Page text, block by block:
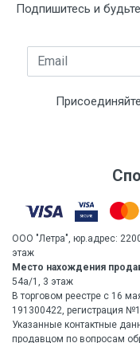
Подпишитесь и
Email
ООО "Летра", юр.адрес:
этаж
Место нахождения
54а/1, 3 этаж
В торговом реестре с 16
191300422, регистрация
Указанные контактные
продавцом по вопросам